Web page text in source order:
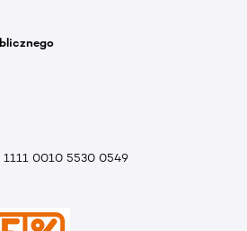
1111 0010 5530 0549